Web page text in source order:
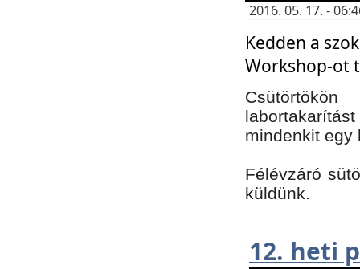
2016. 05. 17. -
Kedden a
Workshop-ot
mindenkit
Félévzáró
küldünk.
12. heti